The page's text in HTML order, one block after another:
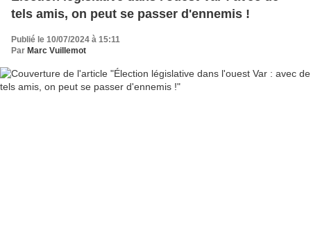
tels amis, on peut se passer d'ennemis !
Publié le 10/07/2024 à 15:11
Par Marc Vuillemot